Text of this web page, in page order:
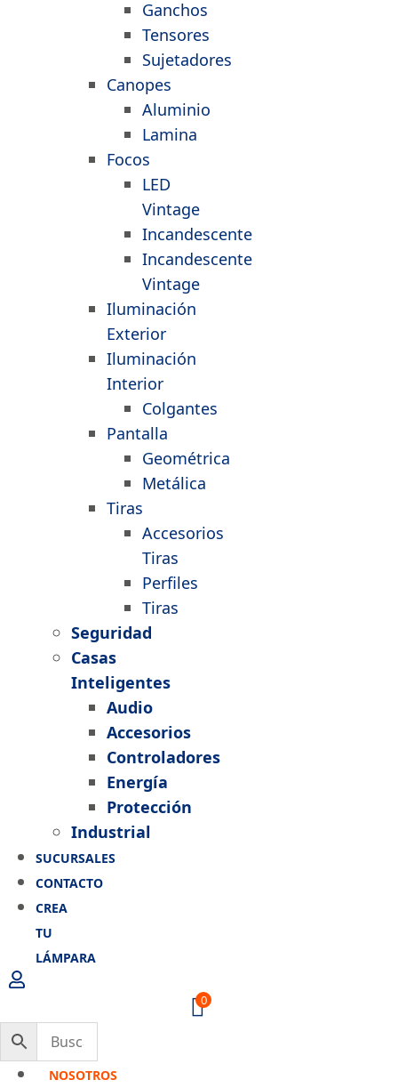
Ganchos
Tensores
Sujetadores
Canopes
Aluminio
Lamina
Focos
LED
Vintage
Incandescente
Incandescente
Vintage
Iluminación
Exterior
Iluminación
Interior
Colgantes
Pantalla
Geométrica
Metálica
Tiras
Accesorios
Tiras
Perfiles
Tiras
Seguridad
Casas
Inteligentes
Audio
Accesorios
Controladores
Energía
Protección
Industrial
SUCURSALES
CONTACTO
CREA
TU
LÁMPARA
0
NOSOTROS